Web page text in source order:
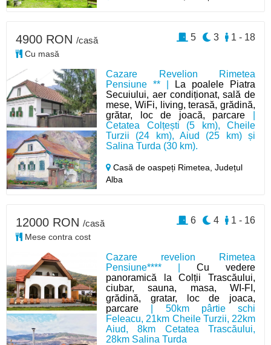
Cazare Revelion Rimetea
Pensiune ** |
La poalele Piatra
Secuiului, aer condiționat, sală de
mese, WiFi, living, terasă, grădină,
grătar, loc de joacă, parcare
Cetatea Colțești (5 km), Cheile
Turzii (24 km), Aiud (25 km) și
Salina Turda (30 km).
Casă de oaspeți Rimetea,Județul
Alba
4900 RON /casă
Cu masă
1 - 18
3
5
Cazare revelion Rimetea
Pensiune**** |Cu vedere
panoramică la Colții Trascăului,
ciubar, sauna, masa, WI-FI,
grădină, gratar, loc de joaca,
parcare | 50km pârtie schi
Feleacu, 21km Cheile Turzii, 22km
Aiud, 8km Cetatea Trascăului,
28km Salina Turda
12000 RON /casă
Mese contra cost
1 - 16
4
6